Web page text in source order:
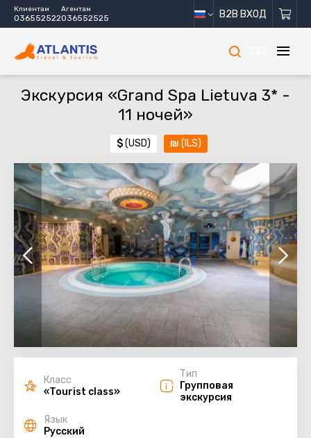
Клиентам
036552522
Агентам
036552525 B2B ВХОД
Экскурсия «Grand Spa Lietuva 3* -
11 ночей»
$(USD) ₪ (ILS)
Класс
«Tourist class»
Тип
Групповая
экскурсия
Язык
Русский